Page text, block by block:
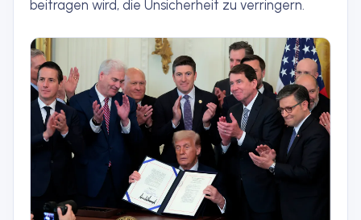
beitragen wird, die Unsicherheit zu verringern.